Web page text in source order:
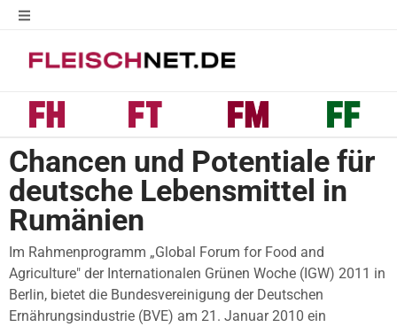
Chancen und Potentiale für
deutsche Lebensmittel in
Rumänien
Im Rahmenprogramm „Global Forum for Food and
Agriculture" der Internationalen Grünen Woche (IGW) 2011 in
Berlin, bietet die Bundesvereinigung der Deutschen
Ernährungsindustrie (BVE) am 21. Januar 2010 ein